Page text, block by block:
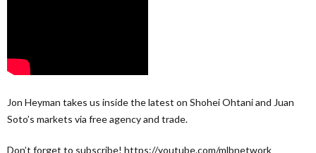
Jon Heyman takes us inside the latest on Shohei Ohtani and Juan
Soto’s markets via free agency and trade.
Don’t forget to subscribe! https://youtube.com/mlbnetwork